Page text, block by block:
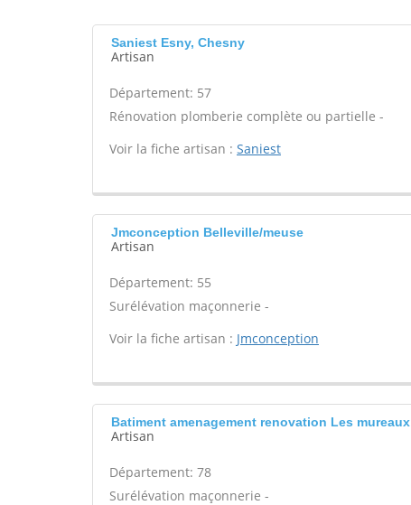
Saniest Esny, Chesny
Artisan
Département: 57
Rénovation plomberie complète ou partielle -
Voir la fiche artisan : Saniest
Jmconception Belleville/meuse
Artisan
Département: 55
Surélévation maçonnerie -
Voir la fiche artisan : Jmconception
Batiment amenagement renovation Les mureaux
Artisan
Département: 78
Surélévation maçonnerie -